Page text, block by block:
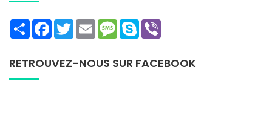
ShareFacebookTwitterEmailMessage
Skype
RETROUVEZ-NOUS SUR FACEBOOK